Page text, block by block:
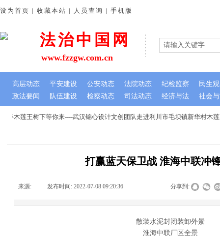
木莲王树下等你来----武汉锦心设计文创团队走进利川市毛坝镇新华村木莲
法治中国网
政法要闻 队伍建设 检察动态 司法动态 经济与法 社会
设为首页 | 收藏本站 | 人员查询 | 手机版
www.fzzgw.com.cn
高层动态 平安建设 公安动态 法院动态 纪检监察 民生
打赢蓝天保卫战 淮海中联冲
来源: 发布时间: 2022-07-08 09:20:36 分享到:
散装水泥封闭装卸外景
淮海中联厂区全景